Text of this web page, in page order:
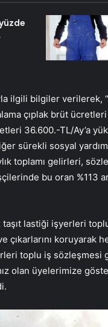
ilgili bilgiler
çıplak brüt ücretleri
36.600.-TL/Ay’a
sürekli sosyal yardım
toplamı gelirleri,
bu oran %113
taşıt lastiği işyerleri
çıkarlarını koruyarak
toplu iş
olan üyelerimize